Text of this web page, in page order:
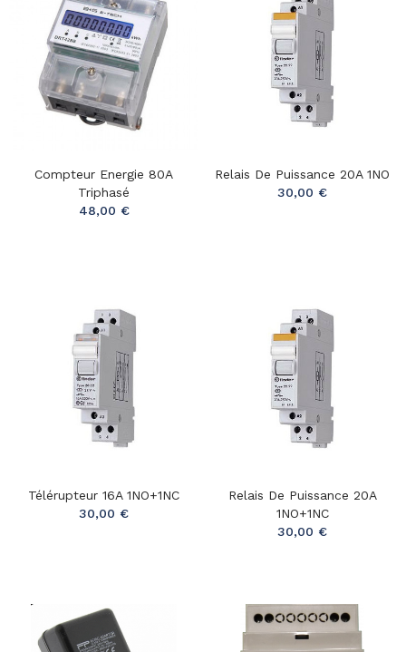
Compteur Energie 80A
Triphasé
48,00 €
Relais De Puissance 20A 1NO
30,00 €
Télérupteur 16A 1NO+1NC
30,00 €
Relais De Puissance 20A
1NO+1NC
30,00 €